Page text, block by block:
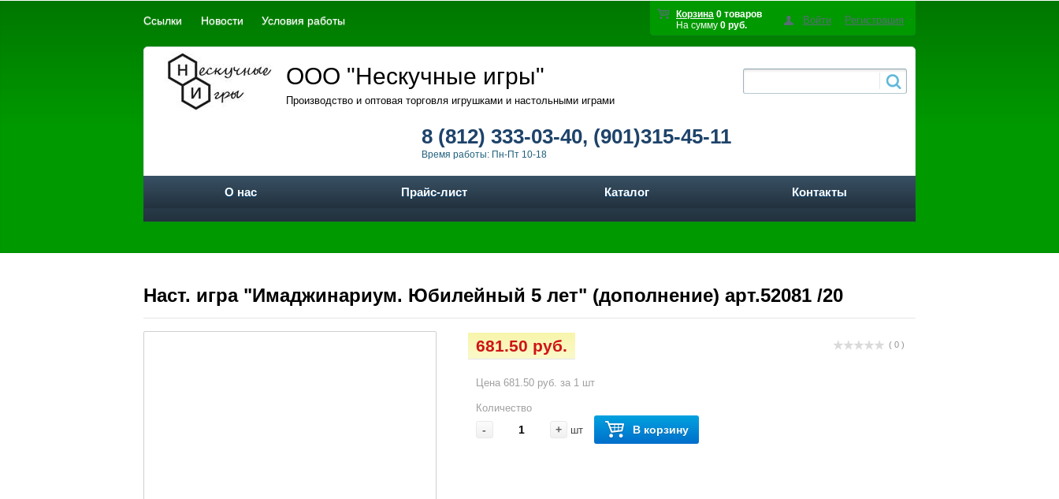
Корзина 0 товаров
На сумму 0 руб. Войти Регистрация
Ссылки Новости Условия работы
ООО "Нескучные игры"
Производство и оптовая торговля игрушками и настольными играми
8 (812) 333-03-40, (901)315-45-11
Время работы: Пн-Пт 10-18
О нас Прайс-лист Каталог Контакты
Наст. игра "Имаджинариум. Юбилейный 5 лет" (дополнение) арт.52081 /20
( 0 )
681.50 руб.
Цена 681.50 руб. за 1 шт
Количество
- + шт В корзину